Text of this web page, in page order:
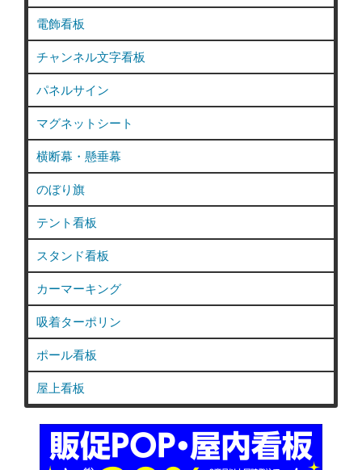
電飾看板
チャンネル文字看板
パネルサイン
マグネットシート
横断幕・懸垂幕
のぼり旗
テント看板
スタンド看板
カーマーキング
吸着ターポリン
ポール看板
屋上看板